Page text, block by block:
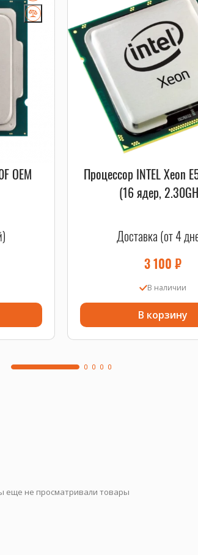
OEM
Процессор INTEL Xeon
(16 ядер,
Доставка (от 4
3 100 ₽
В наличии
В корзину
еще не просматривали товары